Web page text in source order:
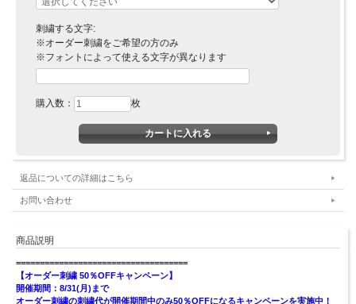
刺繍する文字:
※オーダー刺繍をご希望の方のみ
※フォントによって使える文字が異なります
購入数： 枚
返品についての詳細はこちら
お問い合わせ
商品説明
====================================
【オーダー刺繍 50％OFFキャンペーン】
開催期間：8/31(月)まで
オーダー刺繍の刺繍代が開催期間中のみ50％OFFになるキャンペーンを実施中！